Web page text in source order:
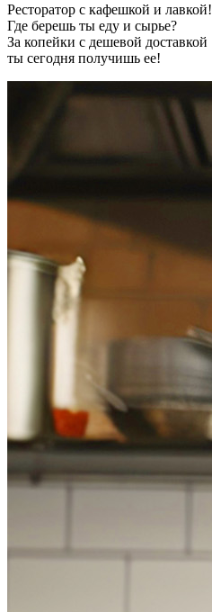
Ресторатор с кафешкой и лавкой!
Где берешь ты еду и сырье?
За копейки с дешевой доставкой
ты сегодня получишь ее!